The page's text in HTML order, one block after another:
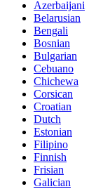
Azerbaijani
Belarusian
Bengali
Bosnian
Bulgarian
Cebuano
Chichewa
Corsican
Croatian
Dutch
Estonian
Filipino
Finnish
Frisian
Galician